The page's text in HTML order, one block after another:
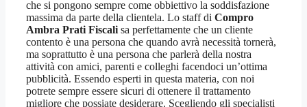
che si pongono sempre come obbiettivo la soddisfazione
massima da parte della clientela. Lo staff di Compro
Ambra Prati Fiscalisa perfettamente che un cliente
contento è una persona che quando avrà necessità tornerà,
ma soprattutto è una persona che parlerà della nostra
attività con amici, parenti e colleghi facendoci un’ottima
pubblicità. Essendo esperti in questa materia, con noi
potrete sempre essere sicuri di ottenere il trattamento
migliore che possiate desiderare. Scegliendo gli specialisti